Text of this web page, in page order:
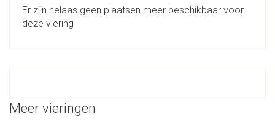
Er zijn helaas geen plaatsen meer beschikbaar voor
deze viering
Meer vieringen